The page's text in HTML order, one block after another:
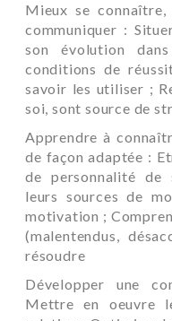
Mieux se
communiquer :
son évolution
conditions de
savoir les utiliser ;
soi, sont source de
Apprendre à
de façon adaptée :
de personnalité de
leurs sources de
motivation ;
(malentendus,
résoudre
Développer une
Mettre en oeuvre